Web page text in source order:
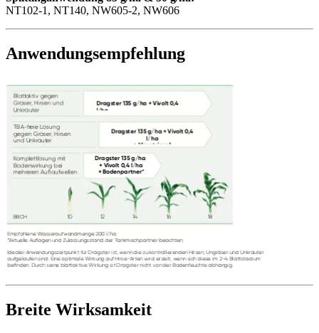
NT102-1, NT140, NW605-2, NW606
Anwendungsempfehlung
Breite Wirksamkeit